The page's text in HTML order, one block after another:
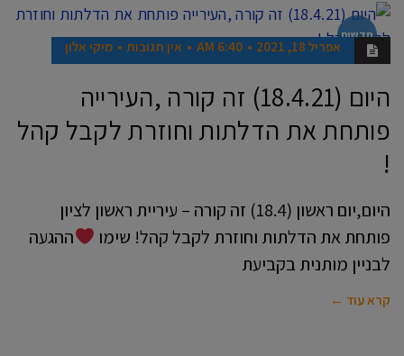
חדשות
אפריל 18, 2021 6:40 AM אין תגובות מיקי אלון
היום (18.4.21) זה קורה ,העירייה
פותחת את הדלתות וחוזרת לקבל קהל
!
היום,יום ראשון (18.4) זה קורה – עיריית ראשון לציון
פותחת את הדלתות וחוזרת לקבל קהל! שימו
ההגעה
לבניין מותנית בקביעת
קרא עוד ←